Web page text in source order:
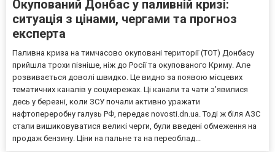
Окупований Донбас у паливній кризі:
ситуація з цінами, чергами та прогноз
експерта
Паливна криза на тимчасово окуповані території (ТОТ) Донбасу
прийшла трохи пізніше, ніж до Росії та окупованого Криму. Але
розвивається доволі швидко. Це видно за появою місцевих
тематичних каналів у соцмережах. Ці канали та чати з’явилися
десь у березні, коли ЗСУ почали активно уражати
нафтопереробну галузь РФ, передає novosti.dn.ua. Тоді ж біля АЗС
стали вишиковуватися великі черги, були введені обмеження на
продаж бензину. Ціни на пальне та на переоблад...